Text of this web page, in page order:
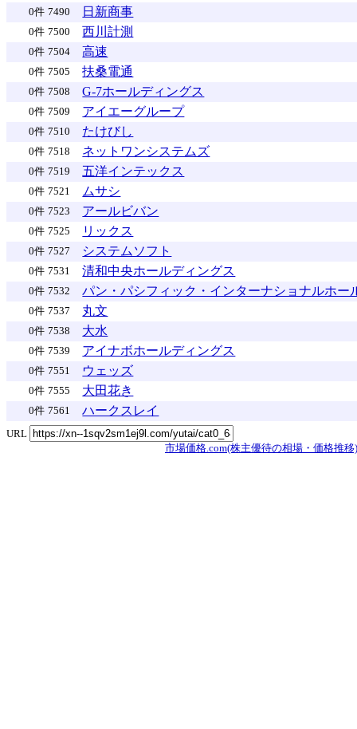
0件 7490 日新商事
0件 7500 西川計測
0件 7504 高速
0件 7505 扶桑電通
0件 7508 G-7ホールディングス
0件 7509 アイエーグループ
0件 7510 たけびし
0件 7518 ネットワンシステムズ
0件 7519 五洋インテックス
0件 7521 ムサシ
0件 7523 アールビバン
0件 7525 リックス
0件 7527 システムソフト
0件 7531 清和中央ホールディングス
0件 7532 パン・パシフィック・インターナショナルホー
0件 7537 丸文
0件 7538 大水
0件 7539 アイナボホールディングス
0件 7551 ウェッズ
0件 7555 大田花き
0件 7561 ハークスレイ
URL
市場価格.com(株主優待の相場・価格推移)